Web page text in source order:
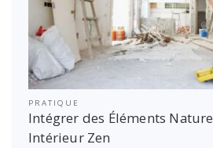
PRATIQUE
Intégrer des Éléments
Intérieur Zen